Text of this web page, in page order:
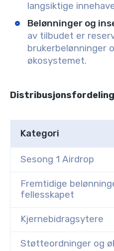
langsiktige
Belønninger og
av tilbudet er
brukerbelønninger
økosystemet.
Distribusjonsfordeling
Kategori
Sesong 1 Airdrop
Fremtidige
fellesskapet
Kjernebidragsytere
Støtteordninger og